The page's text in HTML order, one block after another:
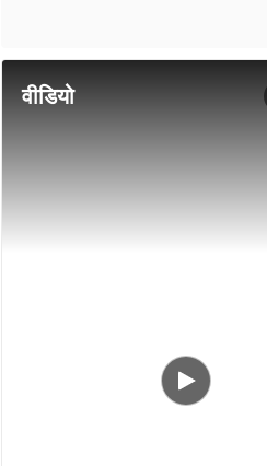
वीडियो